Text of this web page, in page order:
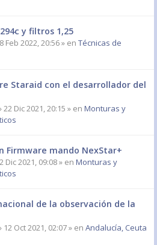
y filtros 1,25
Feb 2022, 20:56 » en Técnicas de
Staraid con el desarrollador del
22 Dic 2021, 20:15 » en Monturas y
Firmware mando NexStar+
Dic 2021, 09:08 » en Monturas y
de la observación de la
12 Oct 2021, 02:07 » en Andalucía, Ceuta